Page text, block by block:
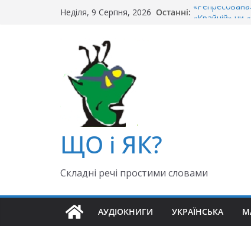
Неділя, 9 Серпня, 2026 Останні:
ЩО і ЯК?
Складні речі простими словами
АУДІОКНИГИ УКРАЇНСЬКА